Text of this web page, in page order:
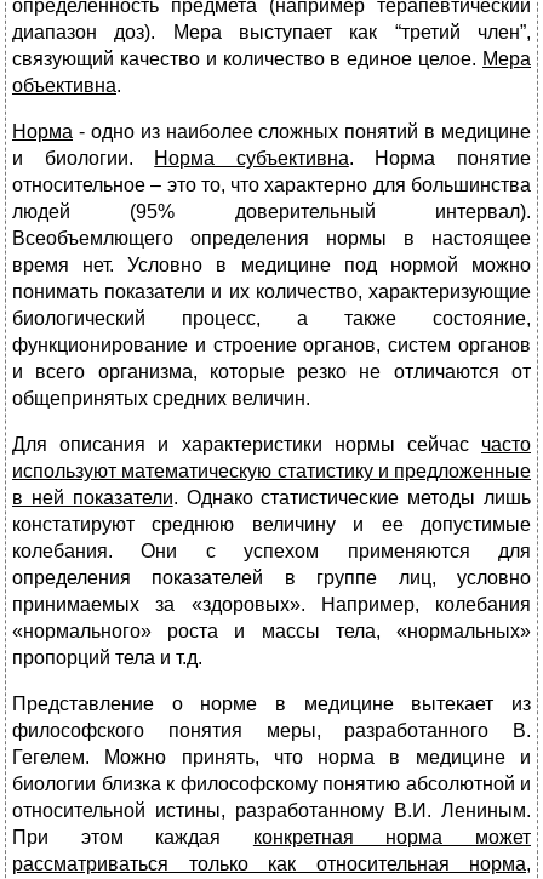
определенность предмета (например терапевтический
диапазон доз). Мера выступает как “третий член”,
связующий качество и количество в единое целое. Мера
объективна.
Норма - одно из наиболее сложных понятий в медицине
и биологии.
Норма субъективна. Норма понятие
относительное – это то, что характерно для большинства
людей (95% доверительный интервал).
Всеобъемлющего определения нормы в настоящее
время нет. Условно в медицине под нормой можно
понимать показатели и их количество, характеризующие
биологический процесс, а также состояние,
функционирование и строение органов, систем органов
и всего организма, которые резко не отличаются от
общепринятых средних величин.
Для описания и характеристики нормы сейчас часто
используют математическую статистику и предложенные
в ней показатели. Однако статистические методы лишь
констатируют среднюю величину и ее допустимые
колебания. Они с успехом применяются для
определения показателей в группе лиц, условно
принимаемых за «здоровых». Например, колебания
«нормального» роста и массы тела, «нормальных»
пропорций тела и т.д.
Представление о норме в медицине вытекает из
философского понятия меры, разработанного В.
Гегелем. Можно принять, что норма в медицине и
биологии близка к философскому понятию абсолютной и
относительной истины, разработанному В.И. Лениным.
При этом каждая конкретная норма может
рассматриваться только как относительная норма,